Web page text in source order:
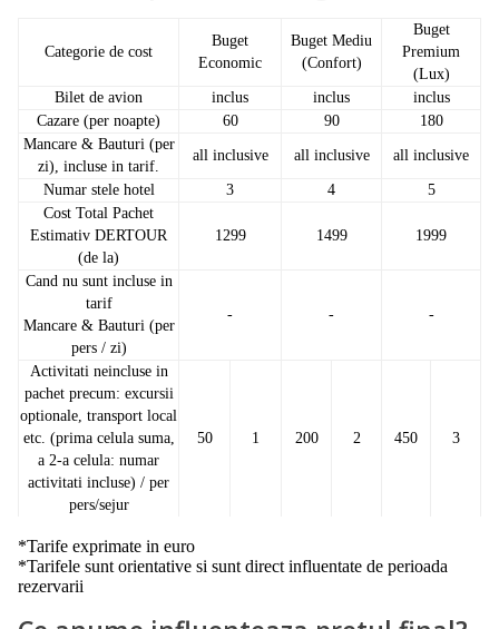
Categorie de cost
Buget
Economic
Buget Mediu
(Confort)
Buget
Premium
(Lux)
Bilet de avion
inclus inclus
inclus
Cazare (per noapte)
60 90
180
Mancare & Bauturi (per
zi), incluse in tarif.
all inclusive all inclusive all inclusive
Numar stele hotel 3 4
5
Cost Total Pachet
Estimativ DERTOUR
(de la)
1299 1499 1999
Cand nu sunt incluse in
tarif
Mancare & Bauturi (per
pers / zi)
- - -
Activitati neincluse in
pachet precum: excursii
optionale, transport local
etc. (prima celula suma,
a 2-a celula: numar
activitati incluse) / per
pers/sejur
50 1 200 2 450 3
*Tarife exprimate in euro
*Tarifele sunt orientative si sunt direct influentate de perioada
rezervarii